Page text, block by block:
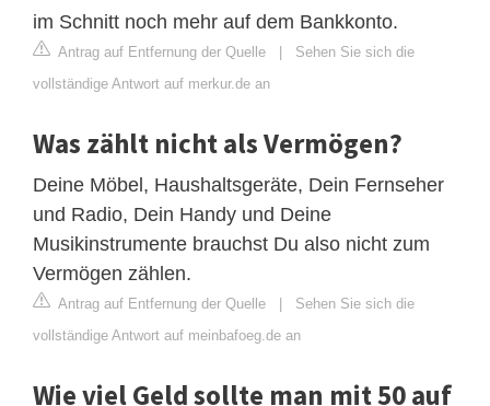
im Schnitt noch mehr auf dem Bankkonto.
Antrag auf Entfernung der Quelle | Sehen Sie sich die
vollständige Antwort auf merkur.de an
Was zählt nicht als Vermögen?
Deine Möbel, Haushaltsgeräte, Dein Fernseher
und Radio, Dein Handy und Deine
Musikinstrumente brauchst Du also nicht zum
Vermögen zählen.
Antrag auf Entfernung der Quelle | Sehen Sie sich die
vollständige Antwort auf meinbafoeg.de an
Wie viel Geld sollte man mit 50 auf